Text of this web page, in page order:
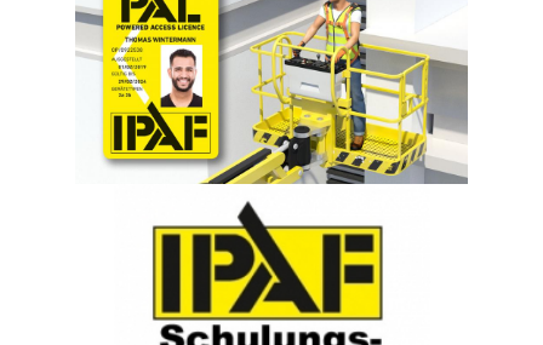
Fahrfunktion auch in angehobener Stellung
Typische Geräte:
Gelenkteleskopbühnen
Teleskopbühnen
LKW-Arbeitsbühnen
Raupenarbeitsbühnen
Typische Einsatzbereiche:
Baustellen und Montageeinsätze